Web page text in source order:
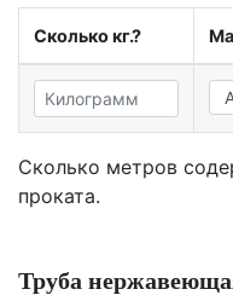
Сколько кг.?
Сколько метров
проката.
Труба